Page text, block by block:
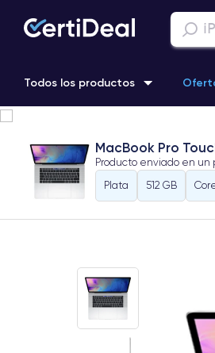
Todos los productos
iPhone 11 Pro
MacBook Pro
Producto enviado en un
Plata
512 GB